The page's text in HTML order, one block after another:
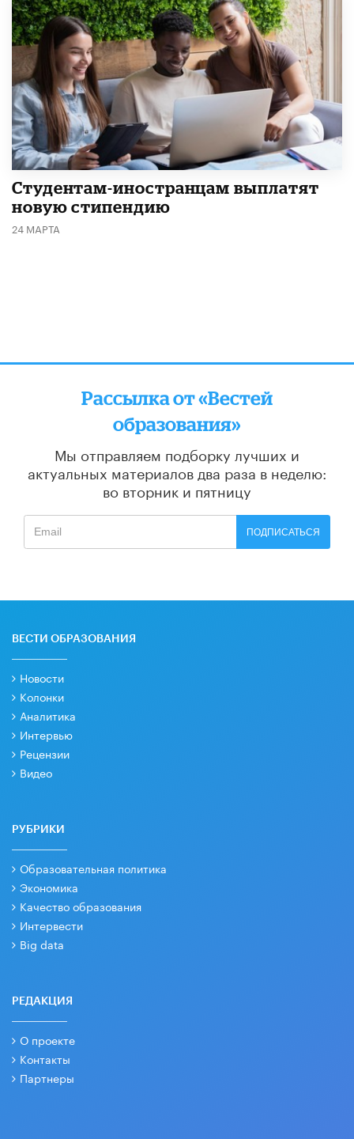
Студентам-иностранцам выплатят
новую стипендию
24 МАРТА
Рассылка от «Вестей
образования»
Мы отправляем подборку лучших и
актуальных материалов два раза в неделю:
во вторник и пятницу
ПОДПИСАТЬСЯ
ВЕСТИ ОБРАЗОВАНИЯ
Новости
Колонки
Аналитика
Интервью
Рецензии
Видео
РУБРИКИ
Образовательная политика
Экономика
Качество образования
Интервести
Big data
РЕДАКЦИЯ
О проекте
Контакты
Партнеры